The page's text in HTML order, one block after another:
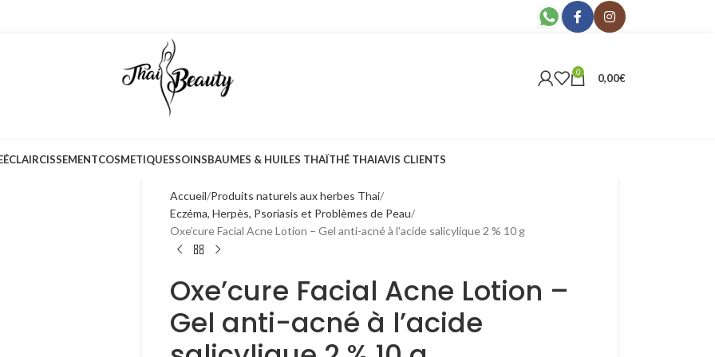
0 0,00€
ÉCLAIRCISSEMENTCOSMETIQUESSOINSBAUMES & HUILES THAÏTHÉ THAIAVIS CLIENTS
Accueil Produits naturels aux herbes Thai
Eczéma, Herpès, Psoriasis et Problèmes de Peau
Oxe’cure Facial Acne Lotion – Gel anti-acné à l’acide salicylique 2 % 10 g
Oxe’cure Facial Acne Lotion –
Gel anti-acné à l’acide